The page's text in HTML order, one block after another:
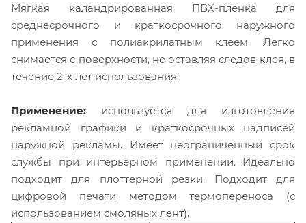
Мягкая каландрированная ПВХ-пленка для
среднесрочного и краткосрочного наружного
применения с полиакрилатным клеем. Легко
снимается с поверхности, не оставляя следов клея, в
течение 2-х лет использования.
Применение: используется для изготовления
рекламной графики и краткосрочных надписей
наружной рекламы. Имеет неограниченный срок
службы при интерьерном применении. Идеально
подходит для плоттерной резки. Подходит для
цифровой печати методом термопереноса (с
использованием смоляных лент).